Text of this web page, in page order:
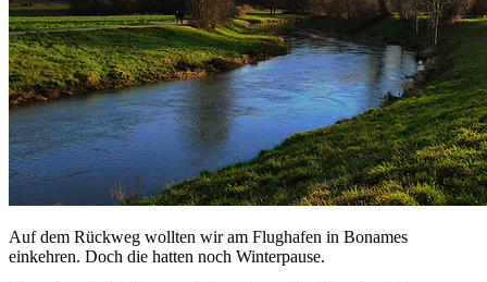
Auf dem Rückweg wollten wir am Flughafen in Bonames
einkehren. Doch die hatten noch Winterpause.